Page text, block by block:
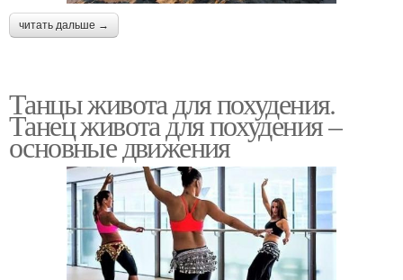
читать дальше →
Танцы живота для похудения.
Танец живота для похудения –
основные движения